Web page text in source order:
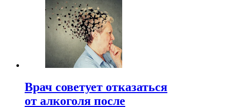
Врач советует отказаться
от алкоголя после